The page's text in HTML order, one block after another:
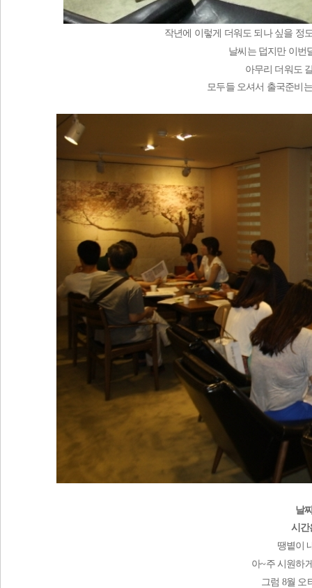
작년에 이렇게 더워도 되나 싶을 정
날씨는 덥지만 이번
아무리 더워도
모두들 오셔서 출국준비
날
시간
땡볕이
아~주 시원하
그럼 8월 오